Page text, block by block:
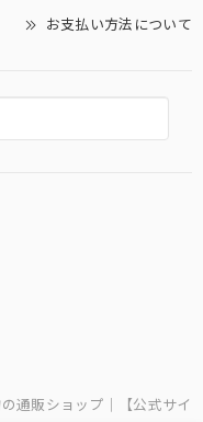
お支払い方法について
通販ショップ｜【公式サイ